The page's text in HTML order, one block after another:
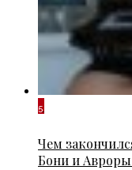
5
Чем
Бони и